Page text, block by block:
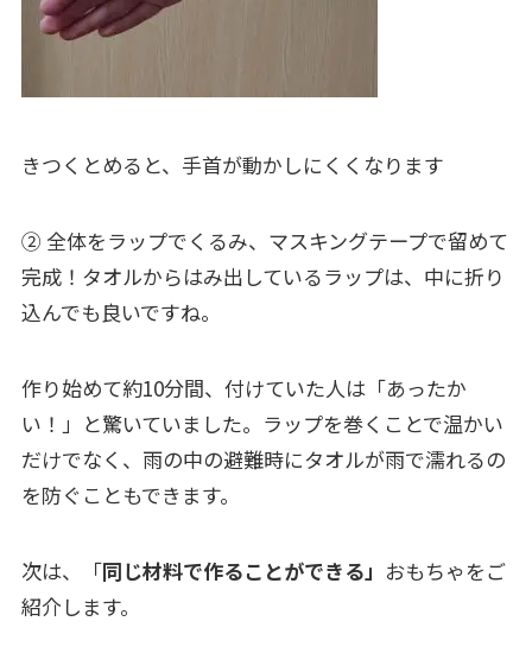
きつくとめると、手首が動かしにくくなります
② 全体をラップでくるみ、マスキングテープで留めて
完成！タオルからはみ出しているラップは、中に折り
込んでも良いですね。
作り始めて約10分間、付けていた人は「あったか
い！」と驚いていました。ラップを巻くことで温かい
だけでなく、雨の中の避難時にタオルが雨で濡れるの
を防ぐこともできます。
次は、「同じ材料で作ることができる」 おもちゃをご
紹介します。